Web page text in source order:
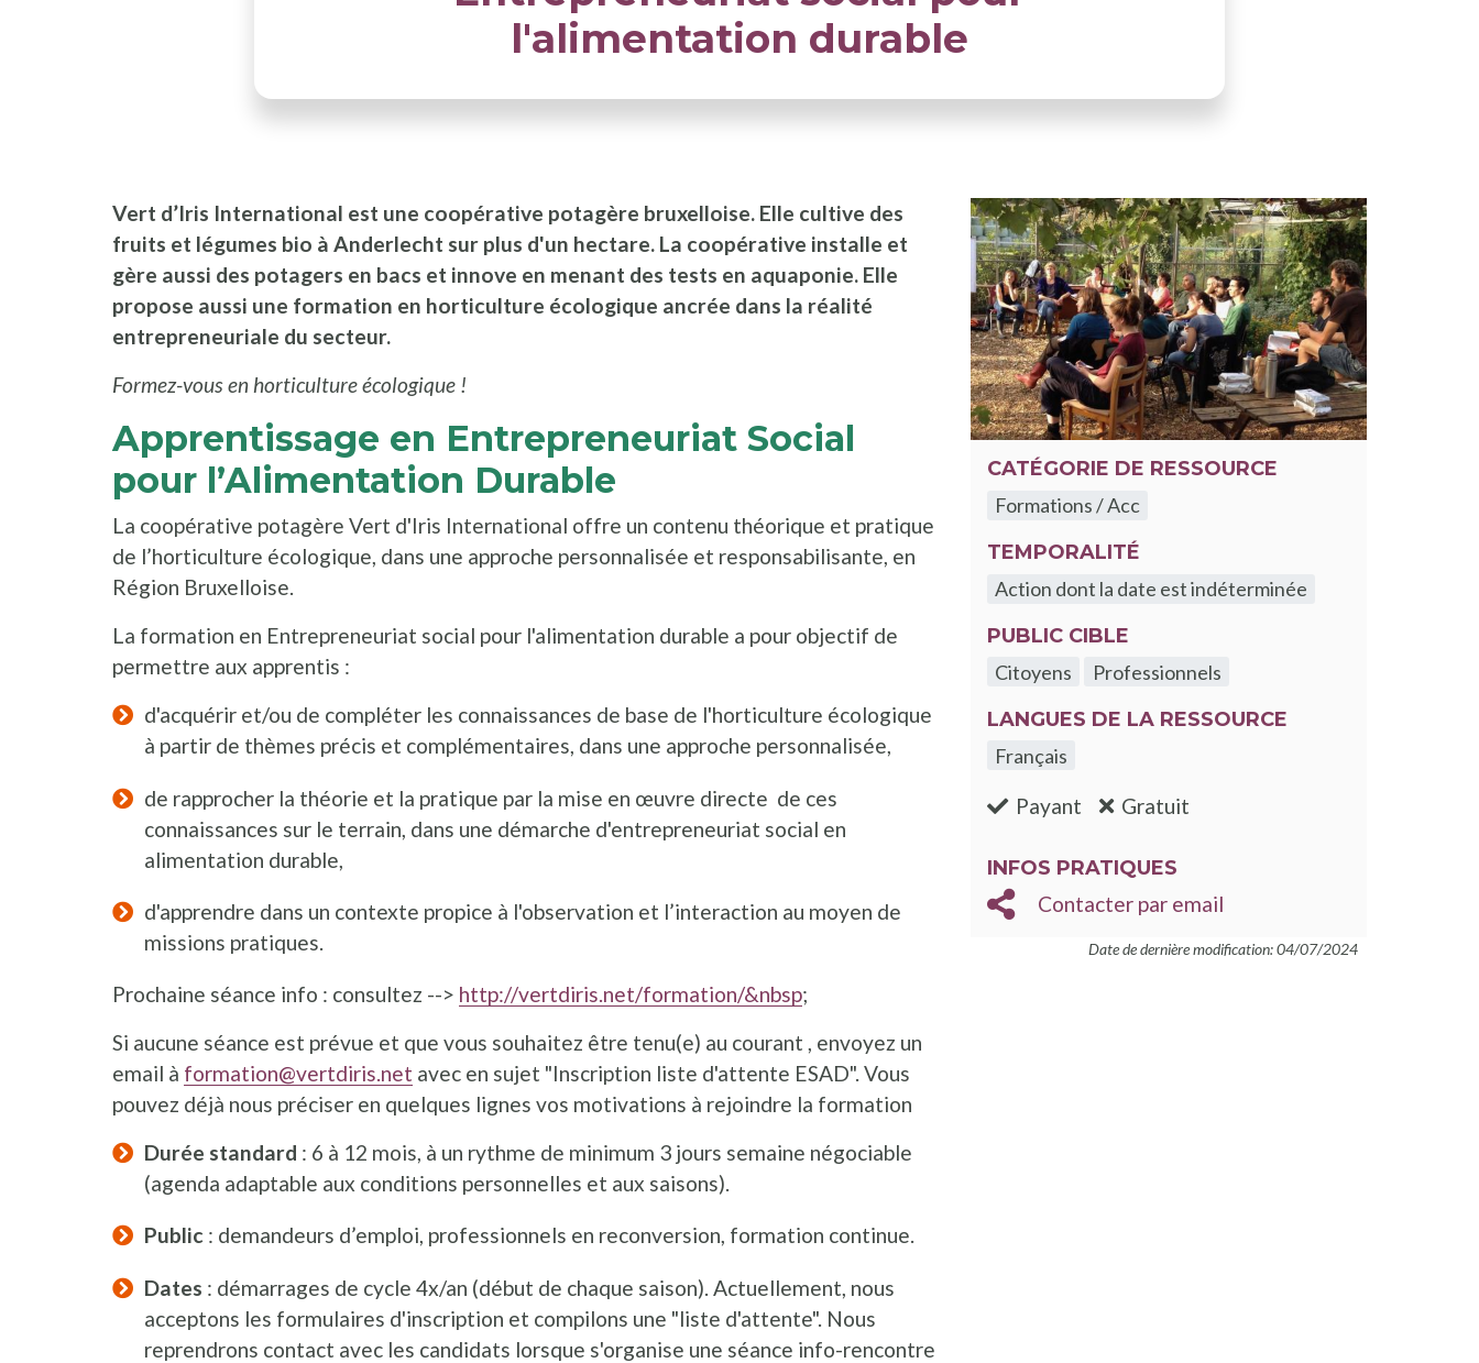
l'alimentation durable
Vert d’Iris International est une coopérative potagère bruxelloise. Elle cultive des
fruits et légumes bio à Anderlecht sur plus d'un hectare. La coopérative installe et
gère aussi des potagers en bacs et innove en menant des tests en aquaponie. Elle
propose aussi une formation en horticulture écologique ancrée dans la réalité
entrepreneuriale du secteur.
Formez-vous en horticulture écologique !
Apprentissage en Entrepreneuriat Social
pour l’Alimentation Durable
La coopérative potagère Vert d'Iris International offre un contenu théorique et pratique
de l’horticulture écologique, dans une approche personnalisée et responsabilisante, en
Région Bruxelloise.
La formation en Entrepreneuriat social pour l'alimentation durable a pour objectif de
permettre aux apprentis :
d'acquérir et/ou de compléter les connaissances de base de l'horticulture écologique
à partir de thèmes précis et complémentaires, dans une approche personnalisée,
de rapprocher la théorie et la pratique par la mise en œuvre directe de ces
connaissances sur le terrain, dans une démarche d'entrepreneuriat social en
alimentation durable,
d'apprendre dans un contexte propice à l'observation et l’interaction au moyen de
missions pratiques.
Prochaine séance info : consultez --> http://vertdiris.net/formation/&nbsp;
Si aucune séance est prévue et que vous souhaitez être tenu(e) au courant , envoyez un
email à formation@vertdiris.net avec en sujet "Inscription liste d'attente ESAD". Vous
pouvez déjà nous préciser en quelques lignes vos motivations à rejoindre la formation
Durée standard : 6 à 12 mois, à un rythme de minimum 3 jours semaine négociable
(agenda adaptable aux conditions personnelles et aux saisons).
Public: demandeurs d’emploi, professionnels en reconversion, formation continue.
Dates : démarrages de cycle 4x/an (début de chaque saison). Actuellement, nous
acceptons les formulaires d'inscription et compilons une "liste d'attente". Nous
reprendrons contact avec les candidats lorsque s'organise une séance info-rencontre
CATÉGORIE DE RESSOURCE
Formations / Acc
TEMPORALITÉ
Action dont la date est indéterminée
PUBLIC CIBLE
Citoyens
Professionnels
LANGUES DE LA RESSOURCE
Français
Payant :non Gratuit
INFOS PRATIQUES
Contacter par email
Date de dernière modification: 04/07/2024